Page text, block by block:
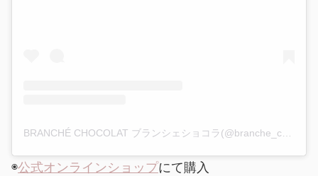
BRANCHÉ CHOCOLAT ブランシェショコラ(@branche_chocolat)がシェアした投稿
◉公式オンラインショップにて購入